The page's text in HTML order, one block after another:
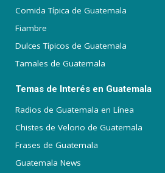
Comida Típica de Guatemala
Fiambre
Dulces Típicos de Guatemala
Tamales de Guatemala
Temas de Interés en Guatemala
Radios de Guatemala en Línea
Chistes de Velorio de Guatemala
Frases de Guatemala
Guatemala News